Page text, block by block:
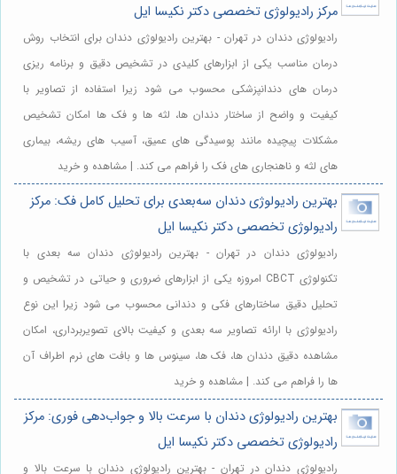
مرکز رادیولوژی تخصصی دکتر نکیسا ایل
رادیولوژی دندان در تهران - بهترین رادیولوژی دندان برای انتخاب روش
درمان مناسب یکی از ابزارهای کلیدی در تشخیص دقیق و برنامه ریزی
درمان های دندانپزشکی محسوب می شود زیرا استفاده از تصاویر با
کیفیت و واضح از ساختار دندان ها، لثه ها و فک ها امکان تشخیص
مشکلات پیچیده مانند پوسیدگی های عمیق، آسیب های ریشه، بیماری
های لثه و ناهنجاری های فک را فراهم می کند. | مشاهده و خرید
بهترین رادیولوژی دندان سه‌بعدی برای تحلیل کامل فک: مرکز
رادیولوژی تخصصی دکتر نکیسا ایل
رادیولوژی دندان در تهران - بهترین رادیولوژی دندان سه بعدی با
تکنولوژی CBCT امروزه یکی از ابزارهای ضروری و حیاتی در تشخیص و
تحلیل دقیق ساختارهای فکی و دندانی محسوب می شود زیرا این نوع
رادیولوژی با ارائه تصاویر سه بعدی و کیفیت بالای تصویربرداری، امکان
مشاهده دقیق دندان ها، فک ها، سینوس ها و بافت های نرم اطراف آن
ها را فراهم می کند. | مشاهده و خرید
بهترین رادیولوژی دندان با سرعت بالا و جواب‌دهی فوری: مرکز
رادیولوژی تخصصی دکتر نکیسا ایل
رادیولوژی دندان در تهران - بهترین رادیولوژی دندان با سرعت بالا و